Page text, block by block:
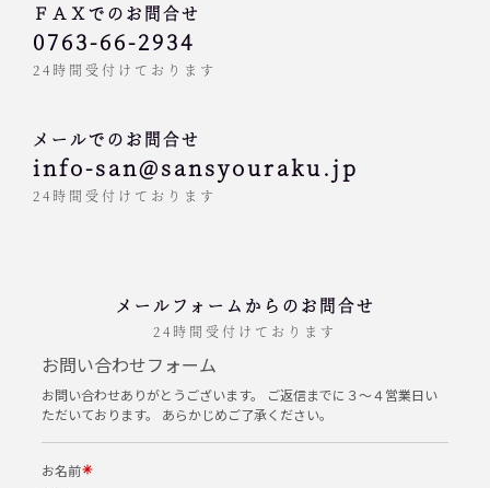
ＦＡＸでのお問合せ
0763-66-2934
24時間受付けております
メールでのお問合せ
info-san sansyouraku.jp
24時間受付けております
メールフォームからのお問合せ
24時間受付けております